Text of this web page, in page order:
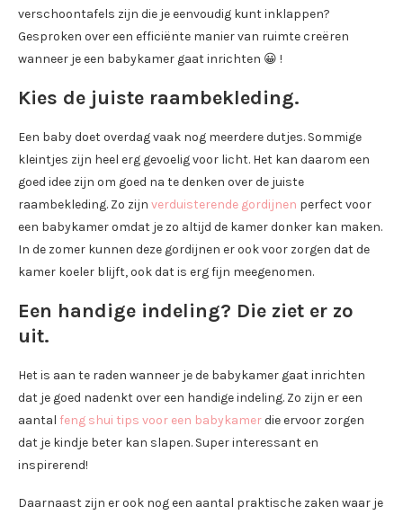
verschoontafels zijn die je eenvoudig kunt inklappen?
Gesproken over een efficiënte manier van ruimte creëren
wanneer je een babykamer gaat inrichten 😀 !
Kies de juiste raambekleding.
Een baby doet overdag vaak nog meerdere dutjes. Sommige
kleintjes zijn heel erg gevoelig voor licht. Het kan daarom een
goed idee zijn om goed na te denken over de juiste
raambekleding. Zo zijn verduisterende gordijnen perfect voor
een babykamer omdat je zo altijd de kamer donker kan maken.
In de zomer kunnen deze gordijnen er ook voor zorgen dat de
kamer koeler blijft, ook dat is erg fijn meegenomen.
Een handige indeling? Die ziet er zo
uit.
Het is aan te raden wanneer je de babykamer gaat inrichten
dat je goed nadenkt over een handige indeling. Zo zijn er een
aantal feng shui tips voor een babykamerdie ervoor zorgen
dat je kindje beter kan slapen. Super interessant en
inspirerend!
Daarnaast zijn er ook nog een aantal praktische zaken waar je